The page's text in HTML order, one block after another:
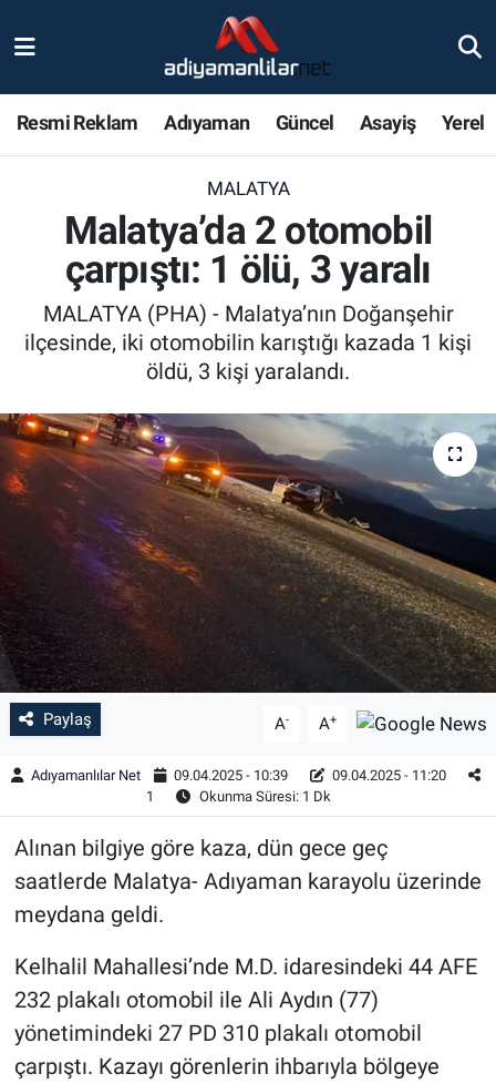
Resmi Reklam Adıyaman Güncel Asayiş Yerel
MALATYA
Malatya’da 2 otomobil
çarpıştı: 1 ölü, 3 yaralı
MALATYA (PHA) - Malatya’nın Doğanşehir
ilçesinde, iki otomobilin karıştığı kazada 1 kişi
öldü, 3 kişi yaralandı.
Paylaş A- A+
Adıyamanlılar Net 09.04.2025 - 10:39
09.04.2025 - 11:20
1
Okunma Süresi: 1 Dk
Alınan bilgiye göre kaza, dün gece geç
saatlerde Malatya- Adıyaman karayolu üzerinde
meydana geldi.
Kelhalil Mahallesi’nde M.D. idaresindeki 44 AFE
232 plakalı otomobil ile Ali Aydın (77)
yönetimindeki 27 PD 310 plakalı otomobil
çarpıştı. Kazayı görenlerin ihbarıyla bölgeye
Bölge Haberleri
Asayiş
Sağlık
Özel Haber
Kültür Sanat
Eğitim
Ekonomi
Çevre
BİLİM VE TEKNOLOJİ
Şambayat Haber
Nöbetçi Eczaneler
Adiyaman Namaz Vakitleri
Trafik Durumu
Süper Lig Puan Durumu ve Fikstür
Tüm Manşetler
Son Dakika Haberleri
Haber Arşivi